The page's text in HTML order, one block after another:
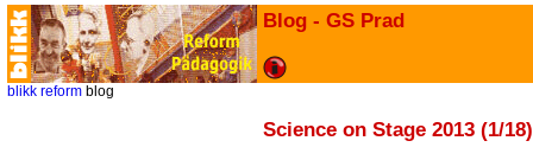
Blog - GS Prad
blikk reform blog
Science on Stage 2013 (1/18)